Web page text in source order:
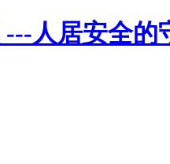
---人居安全的